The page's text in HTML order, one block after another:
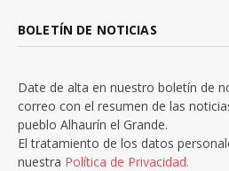
BOLETÍN DE NOTICIAS
Date de alta en nuestro boletín de
correo con el resumen de las
pueblo Alhaurín el Grande.
El tratamiento de los datos
nuestra Política de Privacidad.